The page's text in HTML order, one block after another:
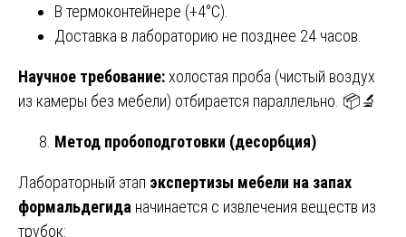
В термоконтейнере (+4°C).
Доставка в лабораторию не позднее 24 часов.
Научное требование:холостая проба (чистый воздух
из камеры без мебели) отбирается параллельно. 📦🔬
Метод пробоподготовки (десорбция)
Лабораторный этап экспертизы мебели на запах
формальдегида начинается с извлечения веществ из
трубок: